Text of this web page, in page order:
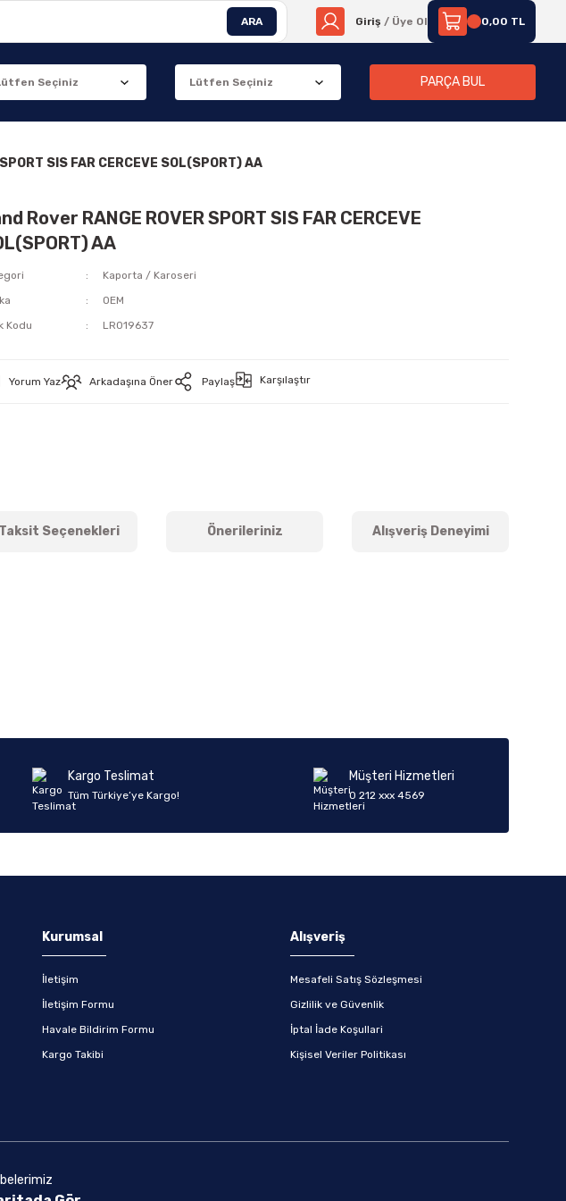
ARA Giriş / Üye Ol 0,00 TL
PARÇA BUL
SIS FAR CERCEVE SOL(SPORT) AA
Rover RANGE ROVER SPORT SIS FAR CERCEVE
AA
Kaporta / Karoseri
OEM
Kodu
LR019637
Yorum Yaz Arkadaşına Öner Paylaş Karşılaştır
Taksit Seçenekleri Önerileriniz Alışveriş Deneyimi
Kargo Teslimat
Tüm Türkiye’ye Kargo!
Müşteri Hizmetleri
0 212 xxx 4569
Kurumsal
İletişim
İletişim Formu
Havale Bildirim Formu
Kargo Takibi
Alışveriş
Mesafeli Satış Sözleşmesi
Gizlilik ve Güvenlik
İptal İade Koşullari
Kişisel Veriler Politikası